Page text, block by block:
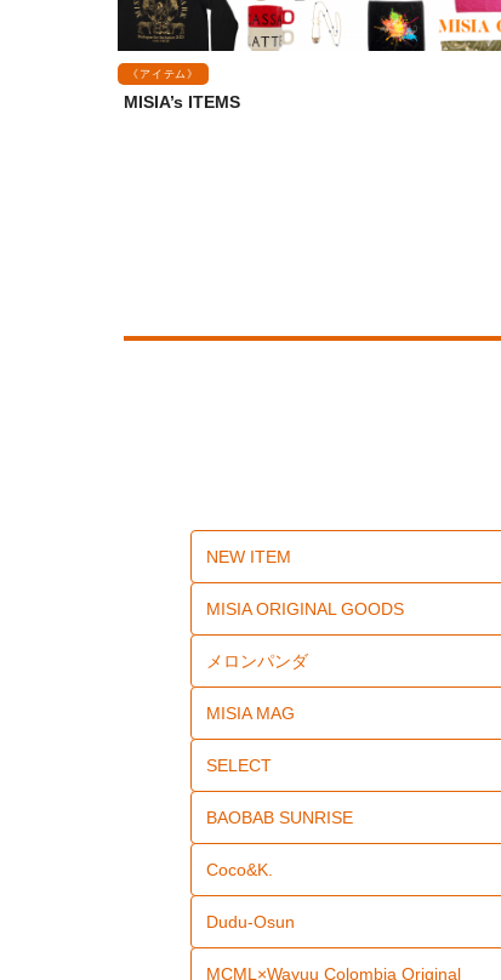
《アイテム》
MISIA’s ITEMS
NEW ITEM
MISIA ORIGINAL GOODS
メロンパンダ
MISIA MAG
SELECT
BAOBAB SUNRISE
Coco&K.
Dudu-Osun
MCML×Wayuu Colombia Original